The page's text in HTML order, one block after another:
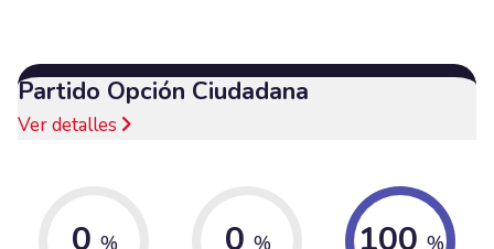
Partido Opción Ciudadana
Ver detalles
0 % 0 % 100 %